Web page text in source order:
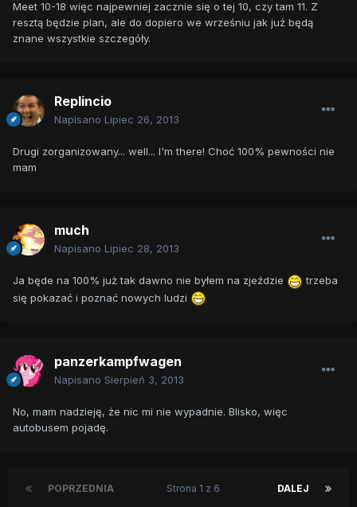
Meet 10-18 więc najpewniej zacznie się o tej 10, czy tam 11. Z
resztą będzie plan, ale do dopiero we wrześniu jak już będą
znane wszystkie szczegóły.
Replincio
Napisano Lipiec 26, 2013
Drugi zorganizowany... well... I'm there! Choć 100% pewności nie
mam
much
Napisano Lipiec 28, 2013
Ja będe na 100% już tak dawno nie byłem na zjeździe
trzeba
się pokazać i poznać nowych ludzi
panzerkampfwagen
Napisano Sierpień 3, 2013
No, mam nadzieję, że nic mi nie wypadnie. Blisko, więc
autobusem pojadę.
POPRZEDNIA DALEJ
Strona 1 z 6